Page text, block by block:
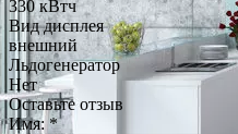
330 кВтч
Вид дисплея
внешний
Льдогенератор
Нет
Оставьте отзыв
Имя: *